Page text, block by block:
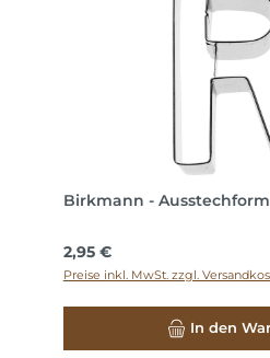
Birkmann -
Regulärer Preis:
2,95 €
Preise inkl. MwSt. zzgl.
In den